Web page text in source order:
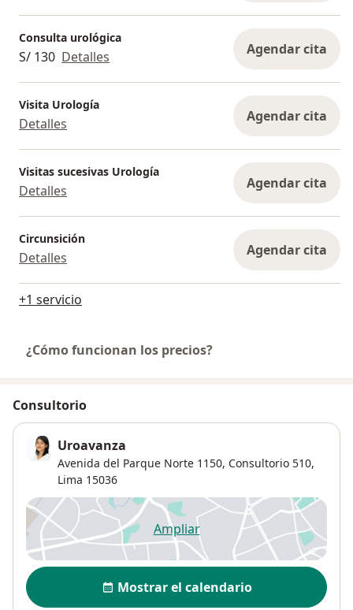
Consulta urológica
S/ 130 Detalles Agendar cita
Visita Urología
Detalles Agendar cita
Visitas sucesivas Urología
Detalles Agendar cita
Circunsición
Detalles Agendar cita
+1 servicio
¿Cómo funcionan los precios?
Consultorio
Uroavanza
Avenida del Parque Norte 1150, Consultorio 510,
Lima 15036
Ampliarse abre en una nueva
Disponibilidad
Mostrar el calendario